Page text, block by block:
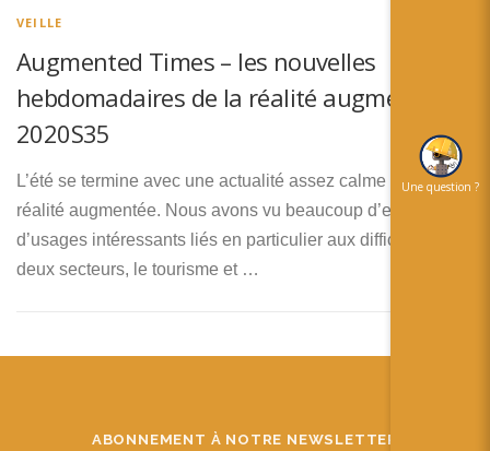
Español
VEILLE
Augmented Times – les nouvelles
hebdomadaires de la réalité augmentée –
2020S35
L’été se termine avec une actualité assez calme pour la
réalité augmentée. Nous avons vu beaucoup d’exemples
d’usages intéressants liés en particulier aux difficultés de
deux secteurs, le tourisme et …
ABONNEMENT À NOTRE NEWSLETTER
Une question ?